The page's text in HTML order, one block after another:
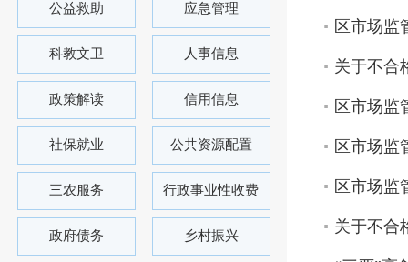
公益救助 应急管理
科教文卫 人事信息
政策解读 信用信息
社保就业 公共资源配置
三农服务 行政事业性收费
政府债务 乡村振兴
区市场监
关于不合
区市场监
区市场监
区市场监
关于不合